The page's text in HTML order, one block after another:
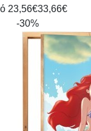
23,56€33,66€
-30%